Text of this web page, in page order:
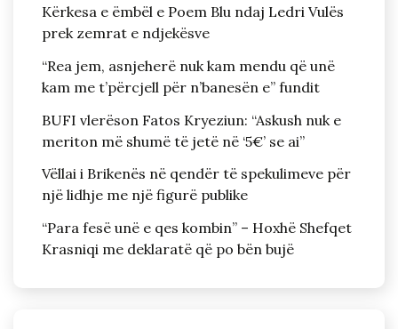
Kërkesa e ëmbël e Poem Blu ndaj Ledri Vulës
prek zemrat e ndjekësve
“Rea jem, asnjeherë nuk kam mendu që unë
kam me t’përcjell për n’banesën e” fundit
BUFI vlerëson Fatos Kryeziun: “Askush nuk e
meriton më shumë të jetë në ‘5€’ se ai”
Vëllai i Brikenës në qendër të spekulimeve për
një lidhje me një figurë publike
“Para fesë unë e qes kombin” – Hoxhë Shefqet
Krasniqi me deklaratë që po bën bujë